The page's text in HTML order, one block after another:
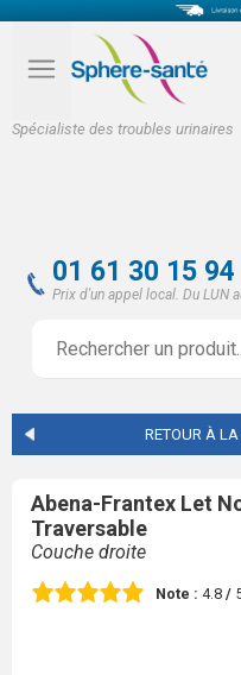
Spécialiste des troubles urinaires
01 61 30 15 94
Prix d'un appel local. Du LUN
RETOUR À
Abena-Frantex Let
Traversable
Couche droite
Note : 4.8 /